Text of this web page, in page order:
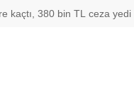
kaçtı, 380 bin TL ceza yedi
0,0018
6.660,55